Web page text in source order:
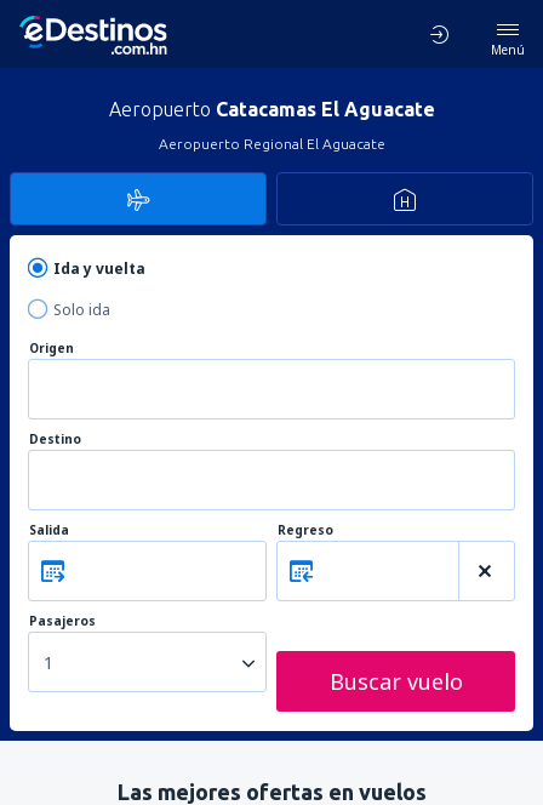
Menú
Aeropuerto Catacamas El Aguacate
Aeropuerto Regional El Aguacate
Ida y vuelta
Solo ida
Origen
Destino
Salida Regreso
Pasajeros
1
Buscar vuelo
Las mejores ofertas en vuelos